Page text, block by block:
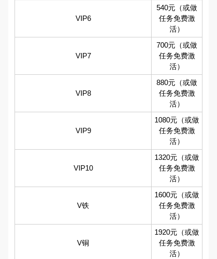
VIP6
540元（或做
任务免费激
活）
VIP7
700元（或做
任务免费激
活）
VIP8
880元（或做
任务免费激
活）
VIP9
1080元（或做
任务免费激
活）
VIP10
1320元（或做
任务免费激
活）
V铁
1600元（或做
任务免费激
活）
V铜
1920元（或做
任务免费激
活）